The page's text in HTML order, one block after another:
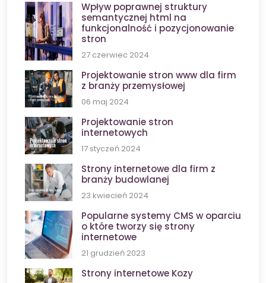
Wpływ poprawnej struktury
semantycznej html na
funkcjonalność i pozycjonowanie
stron
27 czerwiec 2024
Projektowanie stron www dla firm
z branży przemysłowej
06 maj 2024
Projektowanie stron
internetowych
17 styczeń 2024
Strony internetowe dla firm z
branży budowlanej
23 kwiecień 2024
Popularne systemy CMS w oparciu
o które tworzy się strony
internetowe
21 grudzień 2023
Strony internetowe Kozy